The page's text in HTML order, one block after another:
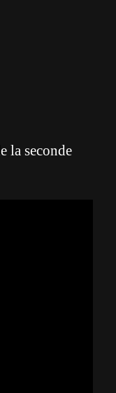
la seconde